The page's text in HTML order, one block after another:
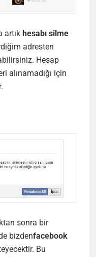
artık hesabı silme
adresten
Hesap
alınamadığı için
sonra bir
bizdenfacebook
Bu